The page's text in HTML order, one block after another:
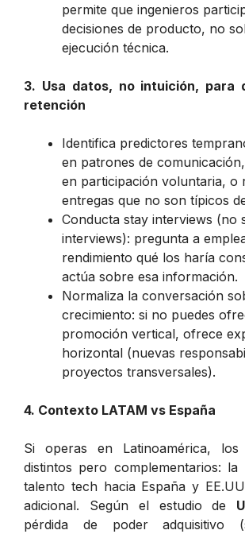
permite que ingenieros
decisiones de producto, no
ejecución técnica.
3. Usa datos, no intuición, para
retención
Identifica predictores
en patrones de
en participación voluntaria, o
entregas que no son típicos
Conducta stay interviews (no
interviews): pregunta a
rendimiento qué los haría
actúa sobre esa información.
Normaliza la conversación
crecimiento: si no puedes
promoción vertical, ofrece
horizontal (nuevas
proyectos transversales).
4. Contexto LATAM vs España
Si operas en Latinoamérica,
distintos pero complementarios: la
talento tech hacia España y
adicional. Según el estudio de
pérdida de poder adquisitivo